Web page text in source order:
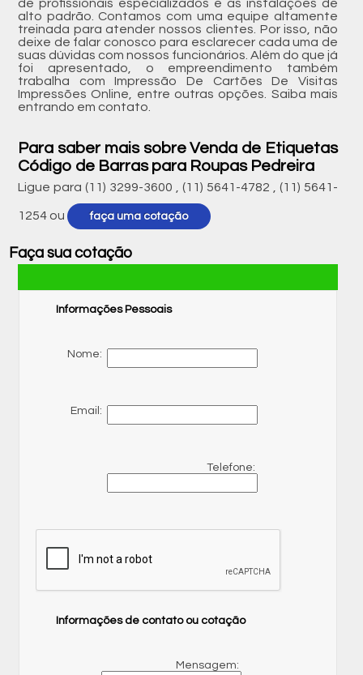
de profissionais especializados e as instalações de
alto padrão. Contamos com uma equipe altamente
treinada para atender nossos clientes. Por isso, não
deixe de falar conosco para esclarecer cada uma de
suas dúvidas com nossos funcionários. Além do que já
foi apresentado, o empreendimento também
trabalha com Impressão De Cartões De Visitas
Impressões Online, entre outras opções. Saiba mais
entrando em contato.
Para saber mais sobre Venda de Etiquetas
Código de Barras para Roupas Pedreira
Ligue para (11) 3299-3600 ,(11) 5641-4782 ,(11) 5641-
1254 ou faça uma cotação
Faça sua cotação
Informações Pessoais
Nome:
Email:
Telefone:
Informações de contato ou cotação
Mensagem: